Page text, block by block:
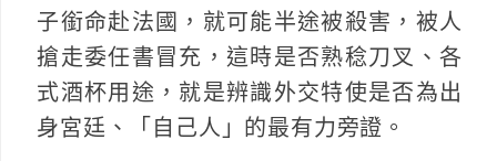
子銜命赴法國，就可能半途被殺害，被人
搶走委任書冒充，這時是否熟稔刀叉、各
式酒杯用途，就是辨識外交特使是否為出
身宮廷、「自己人」的最有力旁證。